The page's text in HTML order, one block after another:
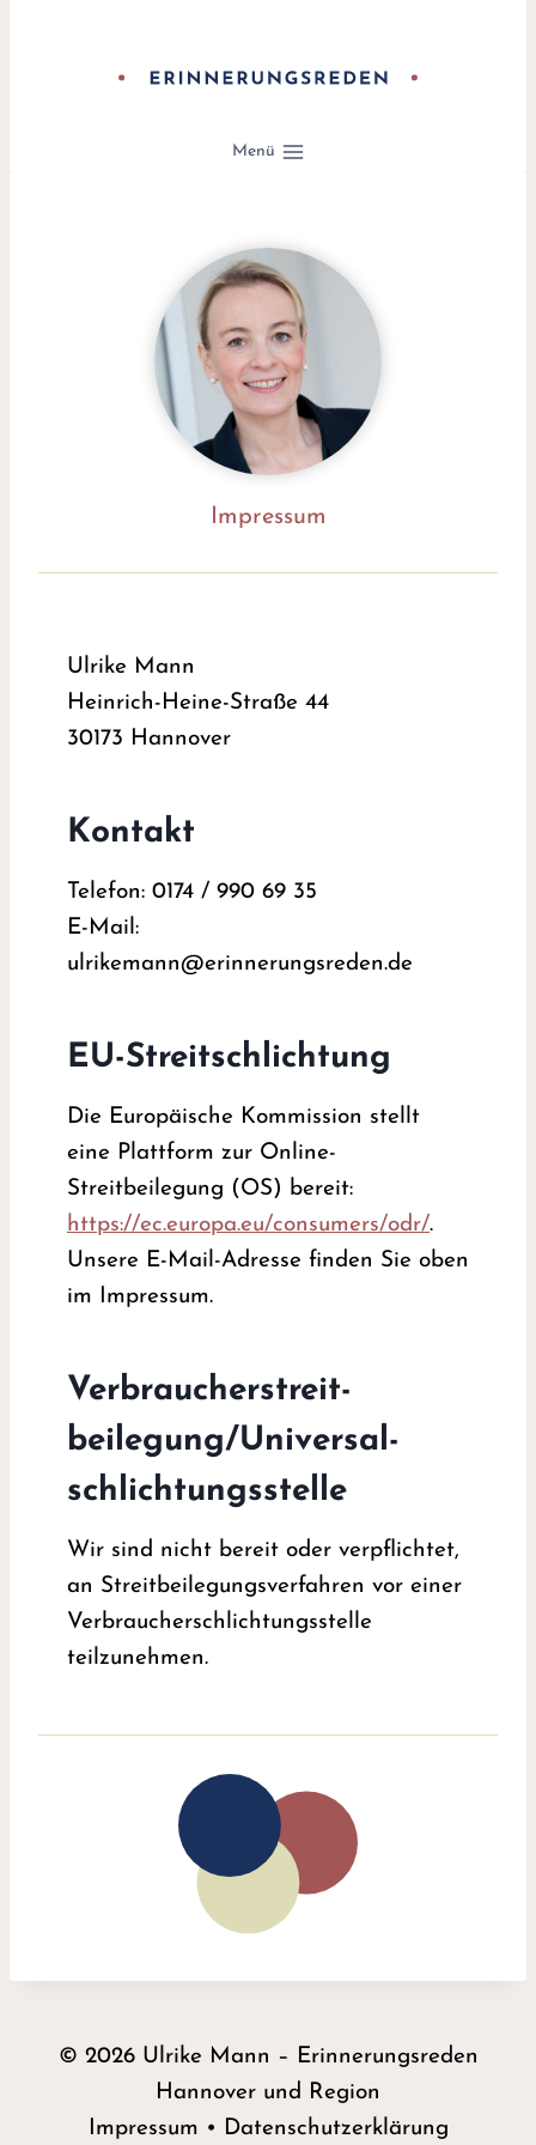
Menü
Impressum
Ulrike Mann
Heinrich-Heine-Straße 44
30173 Hannover
Kontakt
Telefon: 0174 / 990 69 35
E-Mail:
ulrikemann@erinnerungsreden.de
EU-Streitschlichtung
Die Europäische Kommission stellt
eine Plattform zur Online-
Streitbeilegung (OS) bereit:
https://ec.europa.eu/consumers/odr/.
Unsere E-Mail-Adresse finden Sie oben
im Impressum.
Verbraucher­streit­
beilegung/Universal­
schlichtungs­stelle
Wir sind nicht bereit oder verpflichtet,
an Streitbeilegungsverfahren vor einer
Verbraucherschlichtungsstelle
teilzunehmen.
© 2026 Ulrike Mann – Erinnerungsreden
Hannover und Region
Impressum • Datenschutzerklärung